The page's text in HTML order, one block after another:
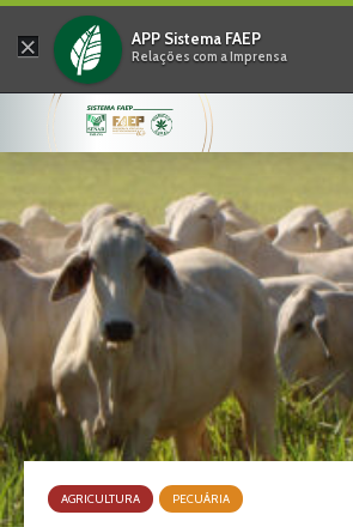
× APP Sistema FAEP
Relações com a Imprensa
AGRICULTURA PECUÁRIA